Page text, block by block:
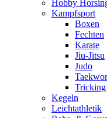
Hobby
Kampfsport
Boxen
Fechten
Karate
Jiu-Jitsu
Judo
Tricking
Kegeln
Leichtathletik